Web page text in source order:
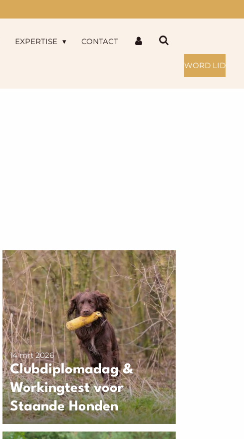
EXPERTISE CONTACT
WORD LID
Clubdiplomadag &
Workingtest voor
Staande Honden
14 mrt 2026